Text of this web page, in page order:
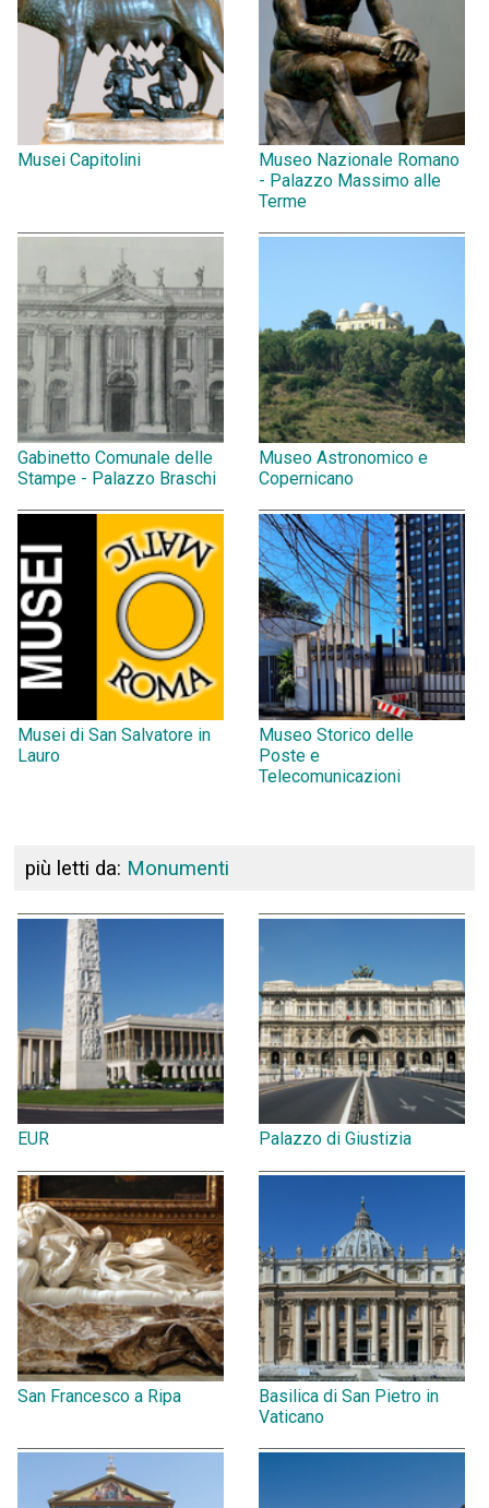
Musei Capitolini
Museo Nazionale Romano
- Palazzo Massimo alle
Terme
Gabinetto Comunale delle
Stampe - Palazzo Braschi
Museo Astronomico e
Copernicano
Musei di San Salvatore in
Lauro
Museo Storico delle
Poste e
Telecomunicazioni
più letti da: Monumenti
EUR Palazzo di Giustizia
San Francesco a Ripa
Basilica di San Pietro in
Vaticano